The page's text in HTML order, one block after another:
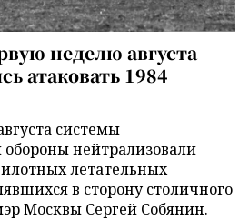
неделю августа
атаковать 1984
системы
нейтрализовали
летательных
в сторону столичного
Москвы Сергей Собянин.